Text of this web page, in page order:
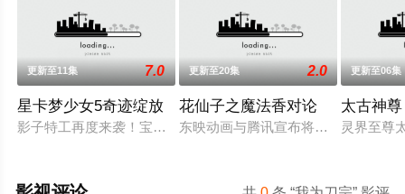
更新至11集 7.0
星卡梦少女5奇迹绽放
影子特工再度来袭！宝石族精灵竟然成了关键所在！东方桃子
更新至20集 2.0
花仙子之魔法香对论
东映动画与腾讯宣布将联手打造『花
更新至06集
太古神尊
灵界至尊